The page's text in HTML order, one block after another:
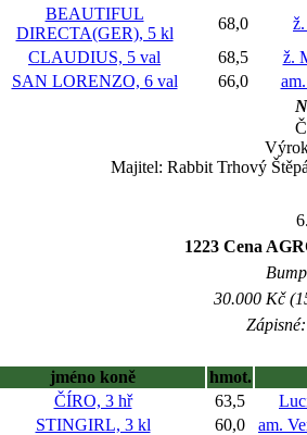
BEAUTIFUL
DIRECTA(GER), 5 kl
68,0
CLAUDIUS, 5 val 68,5
ž.
SAN LORENZO, 6 val 66,0
Majitel: Rabbit Trhový
1223 Cena
30.000 Kč
jméno koně
hmot.
ČÍRO, 3 hř 63,5
STINGIRL, 3 kl 60,0
am.